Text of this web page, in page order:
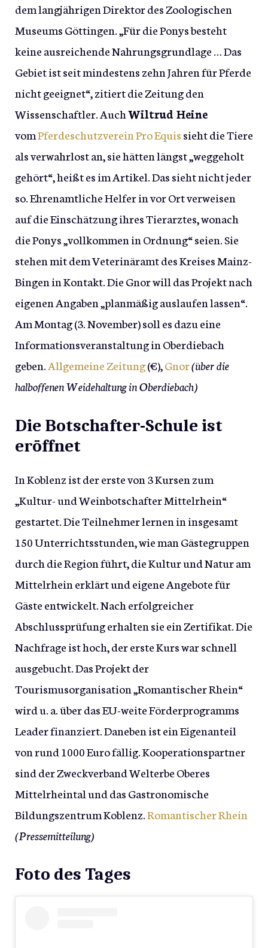
dem langjährigen Direktor des Zoologischen
Museums Göttingen. „Für die Ponys besteht
keine ausreichende Nahrungsgrundlage … Das
Gebiet ist seit mindestens zehn Jahren für Pferde
nicht geeignet“, zitiert die Zeitung den
Wissenschaftler. AuchWiltrud Heine
vomPferdeschutzverein Pro Equissieht die Tiere
als verwahrlost an, sie hätten längst „weggeholt
gehört“, heißt es im Artikel. Das sieht nicht jeder
so. Ehrenamtliche Helfer in vor Ort verweisen
auf die Einschätzung ihres Tierarztes, wonach
die Ponys „vollkommen in Ordnung“ seien. Sie
stehen mit dem Veterinäramt des Kreises Mainz-
Bingen in Kontakt. Die Gnor will das Projekt nach
eigenen Angaben „planmäßig auslaufen lassen“.
Am Montag (3. November) soll es dazu eine
Informationsveranstaltung in Oberdiebach
geben.Allgemeine Zeitung(€),Gnor(über die
halboffenen Weidehaltung in Oberdiebach)
Die Botschafter-Schule ist
eröffnet
In Koblenz ist der erste von 3 Kursen zum
„Kultur- und Weinbotschafter Mittelrhein“
gestartet. Die Teilnehmer lernen in insgesamt
150 Unterrichtsstunden, wie man Gästegruppen
durch die Region führt, die Kultur und Natur am
Mittelrhein erklärt und eigene Angebote für
Gäste entwickelt. Nach erfolgreicher
Abschlussprüfung erhalten sie ein Zertifikat. Die
Nachfrage ist hoch, der erste Kurs war schnell
ausgebucht. Das Projekt der
Tourismusorganisation „Romantischer Rhein“
wird u. a. über das EU-weite Förderprogramms
Leader finanziert. Daneben ist ein Eigenanteil
von rund 1000 Euro fällig. Kooperationspartner
sind der Zweckverband Welterbe Oberes
Mittelrheintal und das Gastronomische
Bildungszentrum Koblenz.Romantischer Rhein
(Pressemitteilung)
Foto des Tages